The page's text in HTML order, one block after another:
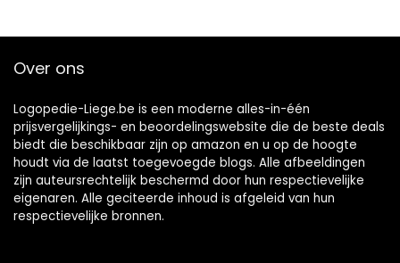
Tandenborstel
Over ons
Logopedie-Liege.be is een moderne alles-in-één
prijsvergelijkings- en beoordelingswebsite die de beste deals
biedt die beschikbaar zijn op amazon en u op de hoogte
houdt via de laatst toegevoegde blogs. Alle afbeeldingen
zijn auteursrechtelijk beschermd door hun respectievelijke
eigenaren. Alle geciteerde inhoud is afgeleid van hun
respectievelijke bronnen.